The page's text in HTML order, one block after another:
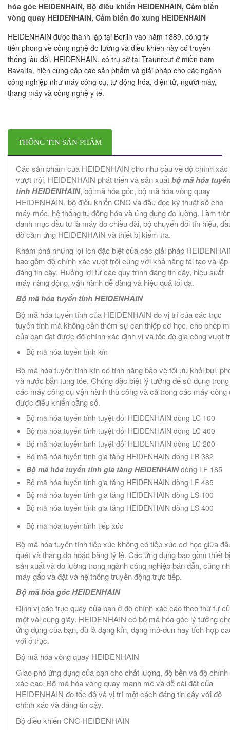
hóa góc HEIDENHAIN, Bộ điều khiển HEIDENHAIN, Cảm biến
vòng quay HEIDENHAIN, Cảm biến đo xung HEIDENHAIN
HEIDENHAIN được thành lập tại Berlin vào năm 1889, công ty
tiên phong về công nghệ đo lường và điều khiển này có truyền
thống lâu đời. HEIDENHAIN, có trụ sở tại Traunreut ở miền nam
Bavaria, hiện cung cấp các sản phẩm và giải pháp cho các ngành
công nghiệp như máy công cụ, tự động hóa, điện tử, người máy,
thang máy và công nghệ y tế.
THÔNG TIN SẢN PHẨM
Các sản phẩm của HEIDENHAIN cho nhu cầu về độ chính xác
vượt trội, HEIDENHAIN phát triển và sản xuấtbộ mã hóa
tính HEIDENHAIN, bộ mã hóa góc, bộ mã hóa vòng quay
HEIDENHAIN, bộ điều khiển CNC và đầu đọc kỹ thuật số cho
máy móc, hệ thống tự động hóa và ứng dụng đo lường. Làm
danh mục đầu tư là máy đo chiều dài, bộ chuyển đổi tín hiệu,
dò cảm ứng HEIDENHAIN và thiết bị kiểm tra.
Khám phá những lợi ích đặc biệt của các giải pháp
bao gồm độ chính xác vượt trội cùng với khả năng tái tạo và lặp
đáng tin cậy. Hưởng lợi từ các quy trình đáng tin cậy, hiệu suất
máy năng động, vận hành dễ dàng và hiệu quả tối đa.
Bộ mã hóa tuyến tính HEIDENHAIN
Bộ mã hóa tuyến tính của HEIDENHAIN đo vị trí của các trục
tuyến tính mà không cần thêm sự can thiệp cơ học, cho phép
của bạn đạt được độ chính xác định vị và tốc độ gia công vượt
Bộ mã hóa tuyến tính kín
Bộ mã hóa tuyến tính kín có tính năng bảo vệ tối ưu khỏi bụi,
và nước bắn tung tóe. Chúng đặc biệt lý tưởng để sử dụng trong
các máy công cụ vận hành thủ công và cả trong các máy công
được điều khiển bằng số.
Bộ mã hóa tuyến tính tuyệt đối HEIDENHAIN dòng LC 100
Bộ mã hóa tuyến tính tuyệt đối HEIDENHAIN dòng LC 400
Bộ mã hóa tuyến tính tuyệt đối HEIDENHAIN dòng LC 200
Bộ mã hóa tuyến tính gia tăng HEIDENHAIN dòng LB 382
Bộ mã hóa tuyến tính gia tăng HEIDENHAINdòng LF 185
Bộ mã hóa tuyến tính gia tăng HEIDENHAIN dòng LF 485
Bộ mã hóa tuyến tính gia tăng HEIDENHAIN dòng LS 100
Bộ mã hóa tuyến tính gia tăng HEIDENHAIN dòng LS 400
Bộ mã hóa tuyến tính tiếp xúc
Bộ mã hóa tuyến tính tiếp xúc không có tiếp xúc cơ học giữa
quét và thang đo hoặc băng tỷ lệ. Các ứng dụng bao gồm thiết bị
sản xuất và đo lường trong ngành công nghiệp bán dẫn, cũng
máy gắp và đặt và hệ thống truyền động trực tiếp.
Bộ mã hóa góc HEIDENHAIN
Định vị các trục quay của bạn ở độ chính xác cao theo thứ tự
một vài cung giây. HEIDENHAIN có bộ mã hóa góc lý tưởng
ứng dụng của bạn, dù là dạng kín, dạng mô-đun hay tích hợp
với ổ trục.
Bộ mã hóa vòng quay HEIDENHAIN
Giao phó ứng dụng của bạn cho chất lượng, độ bền và độ chính
xác cao. Bộ mã hóa vòng quay mạnh mẽ và dễ cài đặt của
HEIDENHAIN đo tốc độ và vị trí một cách đáng tin cậy với độ
chính xác và đáng tin cậy.
Bộ điều khiển CNC HEIDENHAIN